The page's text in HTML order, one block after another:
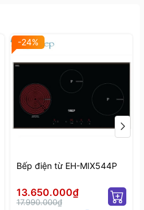
-24%
Bếp điện từ EH-MIX544P
13.650.000₫
17.990.000₫